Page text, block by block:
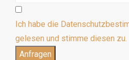
Ich habe die
gelesen und stimme diesen zu.
Anfragen